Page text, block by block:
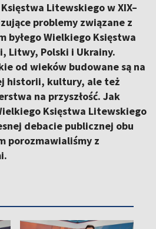
Litewskiego w XIX–
problemy związane z
byłego Wielkiego Księstwa
Litwy, Polski i Ukrainy.
od wieków budowane są na
historii, kultury, ale też
na przyszłość. Jak
Księstwa Litewskiego
debacie publicznej obu
porozmawialiśmy z